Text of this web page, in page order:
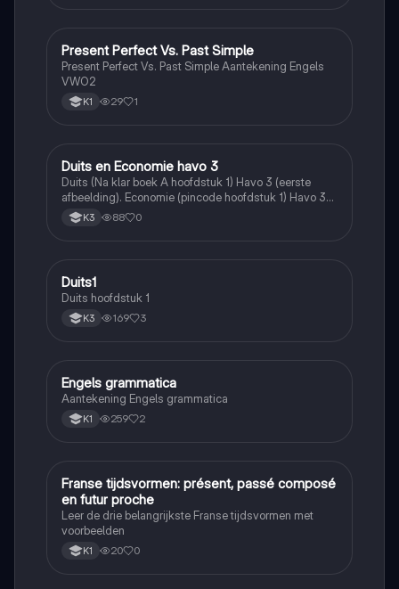
Engels
Present Perfect Vs. Past Simple
Present Perfect Vs. Past Simple Aantekening Engels
VWO2
K1 29 1
Duits
Duits en Economie havo 3
Duits (Na klar boek A hoofdstuk 1) Havo 3 (eerste
afbeelding). Economie (pincode hoofdstuk 1) Havo 3
(2 laatste afbeeldingen)
K3 88 0
Duits
Duits1
Duits hoofdstuk 1
K3 169 3
Engels
Engels grammatica
Aantekening Engels grammatica
K1 259 2
Frans
Franse tijdsvormen: présent, passé composé
en futur proche
Leer de drie belangrijkste Franse tijdsvormen met
voorbeelden
K1 20 0